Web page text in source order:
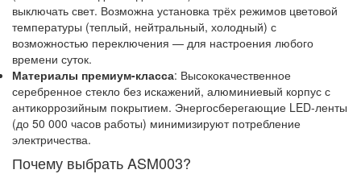
выключать свет. Возможна установка трёх режимов цветовой
температуры (теплый, нейтральный, холодный) с
возможностью переключения — для настроения любого
времени суток.
Материалы премиум-класса: Высококачественное
серебренное стекло без искажений, алюминиевый корпус с
антикоррозийным покрытием. Энергосберегающие LED-ленты
(до 50 000 часов работы) минимизируют потребление
электричества.
Почему выбрать ASM003?